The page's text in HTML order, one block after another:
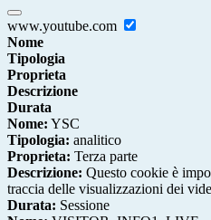
www.youtube.com
Nome
Tipologia
Proprieta
Descrizione
Durata
Nome: YSC
Tipologia: analitico
Proprieta: Terza parte
Descrizione: Questo cookie è
traccia delle visualizzazioni dei
Durata: Sessione